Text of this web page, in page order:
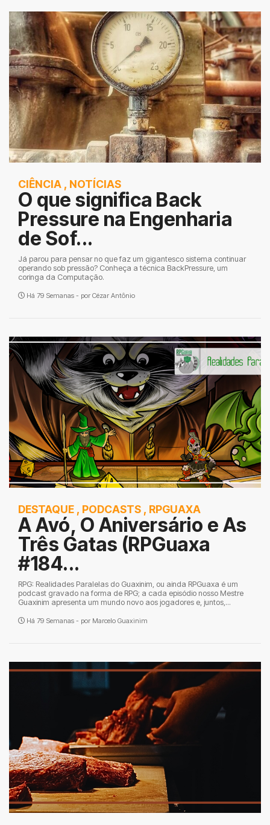
CIÊNCIA , NOTÍCIAS
O que significa Back
Pressure na Engenharia
de Sof...
Já parou para pensar no que faz um gigantesco sistema continuar
operando sob pressão? Conheça a técnica BackPressure, um
coringa da Computação.
Há 79 Semanas - por Cézar Antônio
DESTAQUE , PODCASTS , RPGUAXA
A Avó, O Aniversário e As
Três Gatas (RPGuaxa
#184...
RPG: Realidades Paralelas do Guaxinim, ou ainda RPGuaxa é um
podcast gravado na forma de RPG; a cada episódio nosso Mestre
Guaxinim apresenta um mundo novo aos jogadores e, juntos,...
Há 79 Semanas - por Marcelo Guaxinim